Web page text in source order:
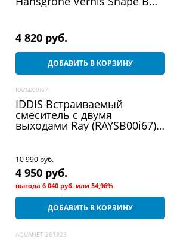
4 820 руб.
ДОБАВИТЬ В КОРЗИНУ
RAYSB00i67
IDDIS Встраиваемый
смеситель с двумя
выходами Ray (RAYSB00i67),
10 990 руб.
4 950 руб.
выгода6 040 руб. или54,96%
ДОБАВИТЬ В КОРЗИНУ
AQUANET-261823